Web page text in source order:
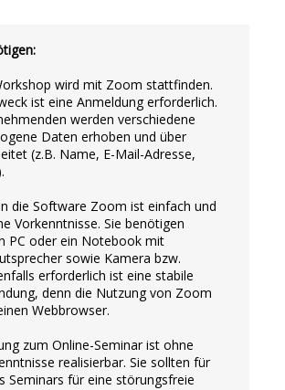
wird mit Zoom stattfinden.
ist eine Anmeldung erforderlich.
werden verschiedene
Daten erhoben und über
(z.B. Name, E-Mail-Adresse,
die Software Zoom ist einfach und
Vorkenntnisse. Sie benötigen
PC oder ein Notebook mit
sowie Kamera bzw.
erforderlich ist eine stabile
denn die Nutzung von Zoom
Webbrowser.
zum Online-Seminar ist ohne
realisierbar. Sie sollten für
Seminars für eine störungsfreie